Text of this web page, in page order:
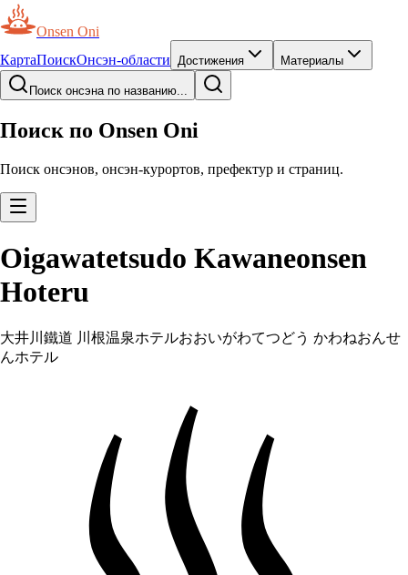
Onsen Oni
КартаПоискОнсэн-области Достижения Материалы
Поиск онсэна по названию...
Поиск по Onsen Oni
Поиск онсэнов, онсэн-курортов, префектур и страниц.
Oigawatetsudo Kawaneonsen
Hoteru
大井川鐵道 川根温泉ホテルおおいがわてつどう かわねおんせ
んホテル